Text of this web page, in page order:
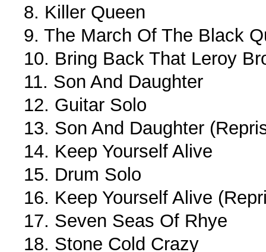
8. Killer Queen
9. The March Of The Black
10. Bring Back That Leroy
11. Son And Daughter
12. Guitar Solo
13. Son And Daughter
14. Keep Yourself Alive
15. Drum Solo
16. Keep Yourself Alive
17. Seven Seas Of Rhye
18. Stone Cold Crazy